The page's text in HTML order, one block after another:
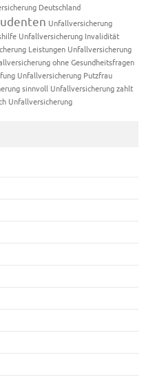
Deutschland
Unfallversicherung
Unfallversicherung Invalidität
Leistungen Unfallversicherung
ohne Gesundheitsfragen
Unfallversicherung Putzfrau
sinnvoll Unfallversicherung zahlt
Unfallversicherung